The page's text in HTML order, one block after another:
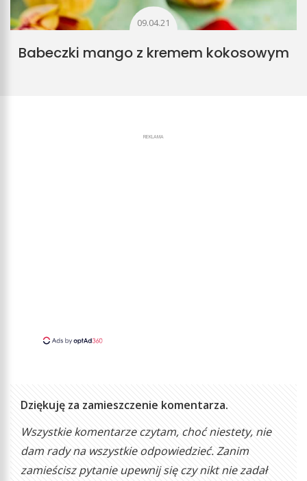
09.04.21
Babeczki mango z kremem kokosowym
REKLAMA
Dziękuję za zamieszczenie komentarza.
Wszystkie komentarze czytam, choć niestety, nie
dam rady na wszystkie odpowiedzieć. Zanim
zamieścisz pytanie upewnij się czy nikt nie zadał